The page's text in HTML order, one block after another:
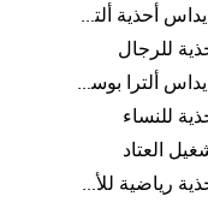
اديداس أحذية ألترا بوست للرجال
للرجال
اديداس ألترا بوست
للنساء
العتاد
أحذية رياضية للأطفال